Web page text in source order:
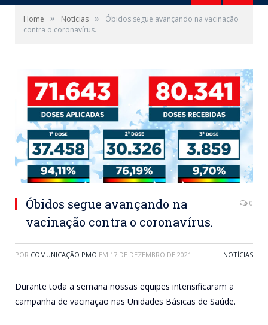
Home » Notícias »
Óbidos segue avançando na vacinação
contra o coronavírus.
Óbidos segue avançando na
vacinação contra o coronavírus.
0
POR COMUNICAÇÃO PMO EM 17 DE DEZEMBRO DE 2021 NOTÍCIAS
Durante toda a semana nossas equipes intensificaram a
campanha de vacinação nas Unidades Básicas de Saúde.